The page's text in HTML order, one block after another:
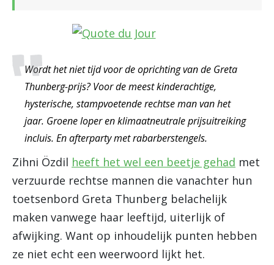
Wordt het niet tijd voor de oprichting van de Greta
Thunberg-prijs? Voor de meest kinderachtige,
hysterische, stampvoetende rechtse man van het
jaar. Groene loper en klimaatneutrale prijsuitreiking
incluis. En afterparty met rabarberstengels.
Zihni Özdil heeft het wel een beetje gehad met
verzuurde rechtse mannen die vanachter hun
toetsenbord Greta Thunberg belachelijk
maken vanwege haar leeftijd, uiterlijk of
afwijking. Want op inhoudelijk punten hebben
ze niet echt een weerwoord lijkt het.